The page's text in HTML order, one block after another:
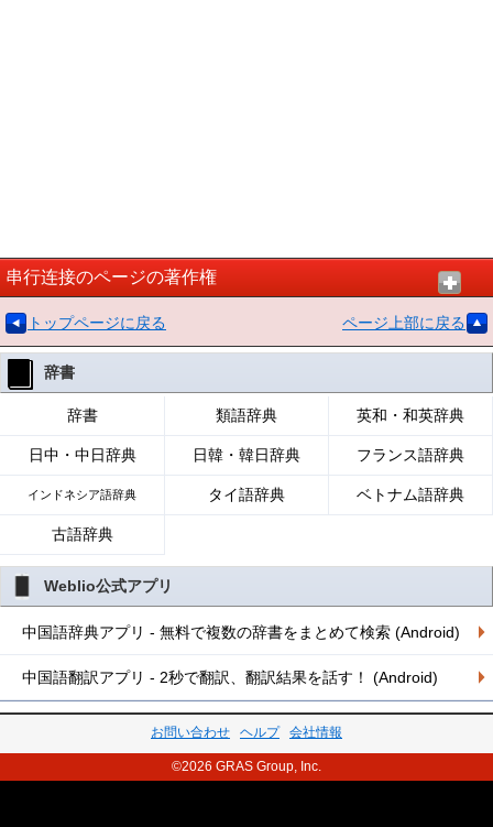
串行连接のページの著作権
トップページに戻る ページ上部に戻る
辞書
辞書 類語辞典 英和・和英辞典
日中・中日辞典 日韓・韓日辞典 フランス語辞典
インドネシア語辞典 タイ語辞典 ベトナム語辞典
古語辞典
Weblio公式アプリ
中国語辞典アプリ - 無料で複数の辞書をまとめて検索 (Android)
中国語翻訳アプリ - 2秒で翻訳、翻訳結果を話す！ (Android)
お問い合わせ ヘルプ 会社情報
©2026 GRAS Group, Inc.